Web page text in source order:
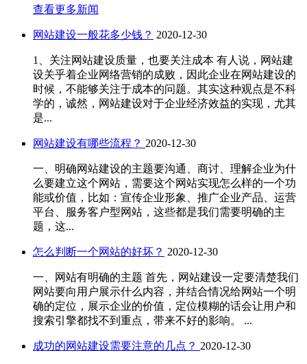
查看更多新闻
网站建设一般花多少钱？ 2020-12-30
1、关注网站建设质量，也要关注成本 有人说，网站建
设关乎着企业网络营销的成败，因此企业在网站建设的
时候，不能够关注于成本的问题。其实这种观点是不科
学的，诚然，网站建设对于企业经济效益的实现，尤其
是...
网站建设有哪些流程？ 2020-12-30
一、明确网站建设的主题要沟通、商讨、理解企业为什
么要建立这个网站，需要这个网站实现怎么样的一个功
能或价值，比如：宣传企业形象、推广企业产品、运营
平台、服务客户型网站，这些都是我们需要明确的主
题，这...
怎么判断一个网站的好坏？ 2020-12-30
一、网站有明确的主题 首先，网站建设一定要清楚我们
网站要向用户展示什么内容，并结合情况给网站一个明
确的定位，展示企业的价值，定位模糊的话会让用户和
搜索引擎都找不到重点，带来不好的影响。 ...
成功的网站建设需要注意的几点？ 2020-12-30